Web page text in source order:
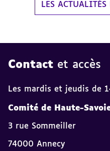
LES
Contact et accès
Les mardis et jeudis de
Comité de Haute-
3 rue Sommeiller
74000 Annecy